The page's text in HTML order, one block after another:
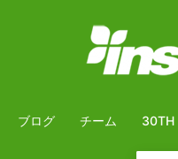
ブログ チーム 30TH